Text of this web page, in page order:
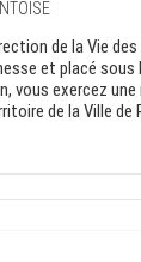
de la Vie
et placé sous
vous exercez
de la Ville